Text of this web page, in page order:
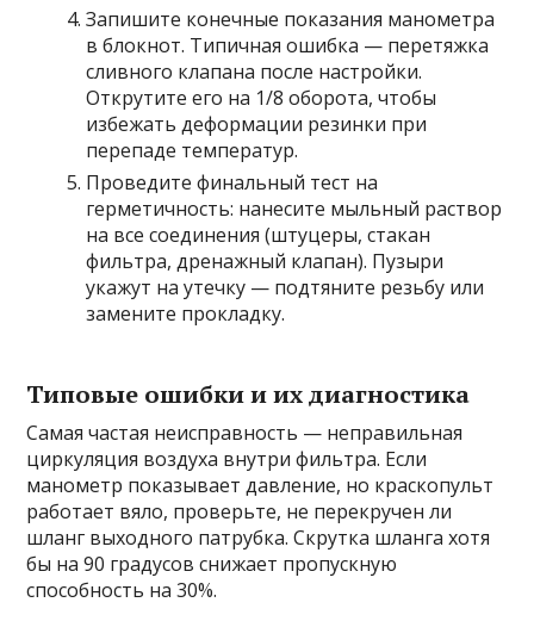
Запишите конечные показания манометра
в блокнот. Типичная ошибка — перетяжка
сливного клапана после настройки.
Открутите его на 1/8 оборота, чтобы
избежать деформации резинки при
перепаде температур.
Проведите финальный тест на
герметичность: нанесите мыльный раствор
на все соединения (штуцеры, стакан
фильтра, дренажный клапан). Пузыри
укажут на утечку — подтяните резьбу или
замените прокладку.
Типовые ошибки и их диагностика
Самая частая неисправность — неправильная
циркуляция воздуха внутри фильтра. Если
манометр показывает давление, но краскопульт
работает вяло, проверьте, не перекручен ли
шланг выходного патрубка. Скрутка шланга хотя
бы на 90 градусов снижает пропускную
способность на 30%.